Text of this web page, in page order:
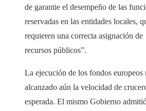
de garantie el desempeño de las
reservadas en las entidades locales,
requieren una correcta asignación de
recursos públicos”.
La ejecución de los fondos europeos
alcanzado aún la velocidad de
esperada. El mismo Gobierno